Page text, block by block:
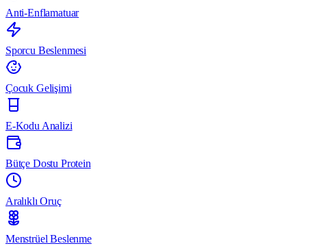
Anti-Enflamatuar
Sporcu Beslenmesi
Çocuk Gelişimi
E-Kodu Analizi
Bütçe Dostu Protein
Aralıklı Oruç
Menstrüel Beslenme